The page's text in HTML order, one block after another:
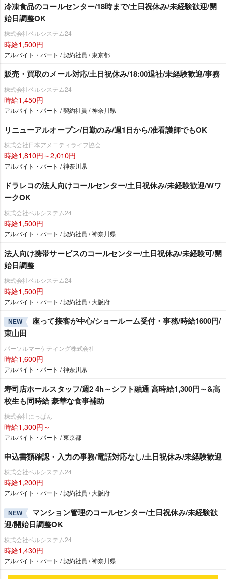
冷凍食品のコールセンター/18時まで/土日祝休み/未経験歓迎/開
始日調整OK
株式会社ベルシステム24
時給1,500円
アルバイト・パート / 契約社員 / 東京都
販売・買取のメール対応/土日祝休み/18:00退社/未経験歓迎/事務
株式会社ベルシステム24
時給1,450円
アルバイト・パート / 契約社員 / 神奈川県
リニューアルオープン/日勤のみ/週1日から/准看護師でもOK
株式会社日本アメニティライフ協会
時給1,810円～2,010円
アルバイト・パート / 神奈川県
ドラレコの法人向けコールセンター/土日祝休み/未経験歓迎/Wワ
ークOK
株式会社ベルシステム24
時給1,500円
アルバイト・パート / 契約社員 / 神奈川県
法人向け携帯サービスのコールセンター/土日祝休み/未経験可/開
始日調整
株式会社ベルシステム24
時給1,500円
アルバイト・パート / 契約社員 / 大阪府
NEW
座って接客が中心/ショールーム受付・事務/時給1600円/
東山田
パーソルマーケティング株式会社
時給1,600円
アルバイト・パート / 神奈川県
寿司店ホールスタッフ/週2 4h～シフト融通 高時給1,300円～&高
校生も同時給 豪華な食事補助
株式会社にっぱん
時給1,300円～
アルバイト・パート / 東京都
申込書類確認・入力の事務/電話対応なし/土日祝休み/未経験歓迎
株式会社ベルシステム24
時給1,200円
アルバイト・パート / 契約社員 / 大阪府
NEW
マンション管理のコールセンター/土日祝休み/未経験歓
迎/開始日調整OK
株式会社ベルシステム24
時給1,430円
アルバイト・パート / 契約社員 / 神奈川県